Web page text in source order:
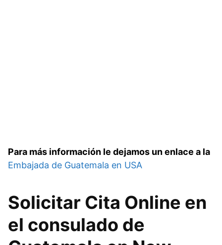
Para más información le dejamos un enlace a la
Embajada de Guatemala en USA
Solicitar Cita Online en
el consulado de